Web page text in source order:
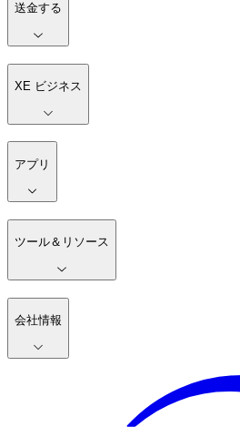
送金する
XE ビジネス
アプリ
ツール＆リソース
会社情報